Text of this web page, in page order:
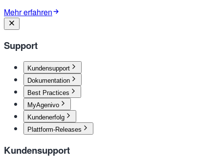
Mehr erfahren
Support
Kundensupport
Dokumentation
Best Practices
MyAgenivo
Kundenerfolg
Plattform-Releases
Kundensupport